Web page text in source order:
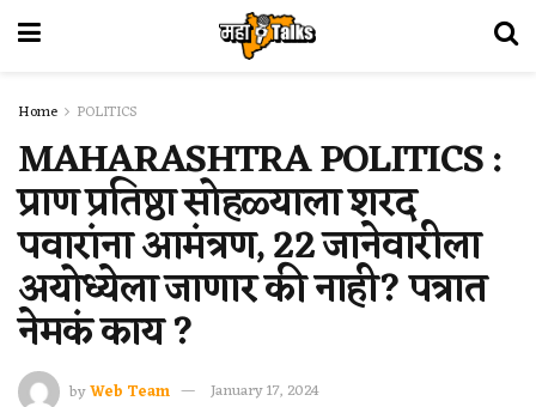
Home POLITICS
MAHARASHTRA POLITICS :
प्राण प्रतिष्ठा सोहळ्याला शरद
पवारांना आमंत्रण, 22 जानेवारीला
अयोध्येला जाणार की नाही? पत्रात
नेमकं काय ?
byWeb Team January 17, 2024